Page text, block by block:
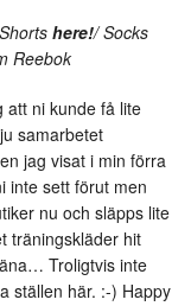
here!/ Socks
Reebok
att ni kunde få lite
samarbetet
jag visat i min förra
inte sett förut men
nu och släpps lite
träningskläder hit
Troligtvis inte
ställen här. :-) Happy